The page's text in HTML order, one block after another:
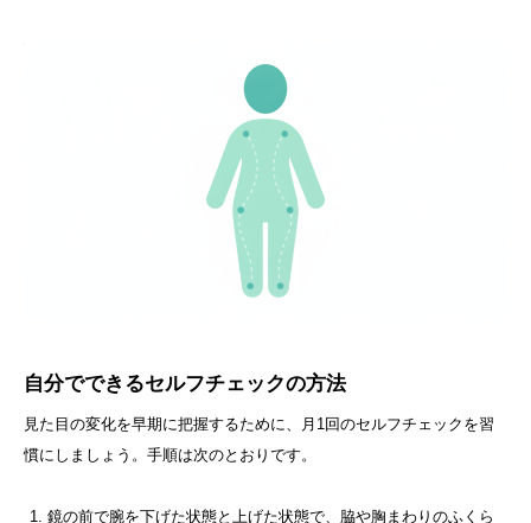
自分でできるセルフチェックの方法
見た目の変化を早期に把握するために、月1回のセルフチェックを習
慣にしましょう。手順は次のとおりです。
鏡の前で腕を下げた状態と上げた状態で、脇や胸まわりのふくら